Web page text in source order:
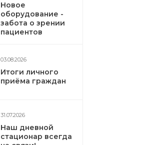
Новое
оборудование -
забота о зрении
пациентов
03.08.2026
Итоги личного
приёма граждан
31.07.2026
Наш дневной
стационар всегда